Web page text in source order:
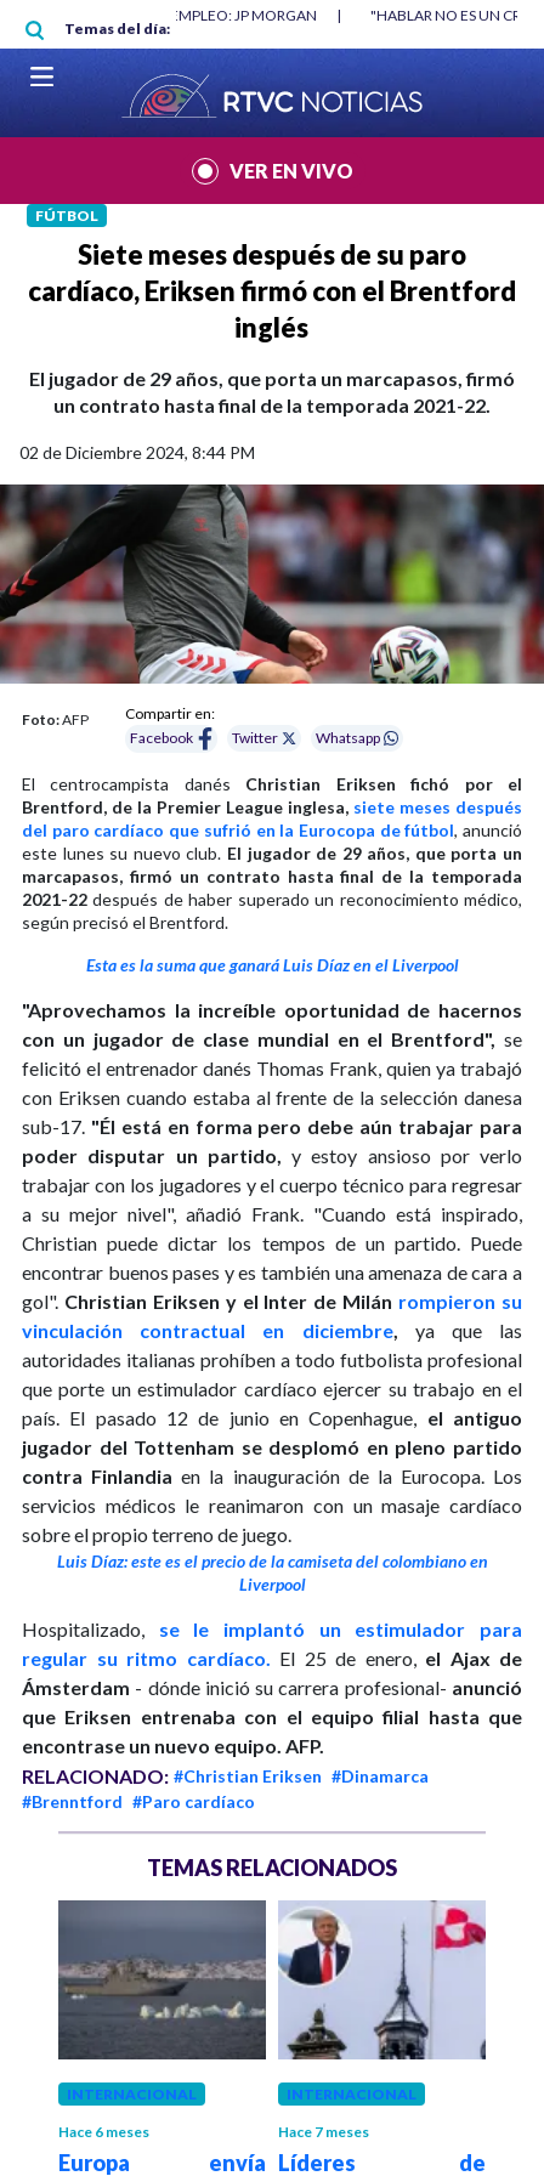
Pasar al contenido principal
Temas del día:
"HABLAR NO ES UN CRIMEN": CARTA DE BETO CORAL |
VER EN VIVO
FÚTBOL
Siete meses después de su paro
cardíaco, Eriksen firmó con el Brentford
inglés
El jugador de 29 años, que porta un marcapasos, firmó
un contrato hasta final de la temporada 2021-22.
02 de Diciembre 2024, 8:44 PM
Foto:AFP
Compartir en:
Facebook
Twitter Whatsapp
El centrocampista danés Christian Eriksen fichó por el
Brentford, de la Premier League inglesa, siete meses después
del paro cardíaco que sufrió en la Eurocopa de fútbol, anunció
este lunes su nuevo club. El jugador de 29 años, que porta un
marcapasos, firmó un contrato hasta final de la temporada
2021-22 después de haber superado un reconocimiento médico,
según precisó el Brentford.
Esta es la suma que ganará Luis Díaz en el Liverpool
"Aprovechamos la increíble oportunidad de hacernos
con un jugador de clase mundial en el Brentford", se
felicitó el entrenador danés Thomas Frank, quien ya trabajó
con Eriksen cuando estaba al frente de la selección danesa
sub-17. "Él está en forma pero debe aún trabajar para
poder disputar un partido, y estoy ansioso por verlo
trabajar con los jugadores y el cuerpo técnico para regresar
a su mejor nivel", añadió Frank. "Cuando está inspirado,
Christian puede dictar los tempos de un partido. Puede
encontrar buenos pases y es también una amenaza de cara a
gol". Christian Eriksen y el Inter de Milán rompieron su
vinculación contractual en diciembre, ya que las
autoridades italianas prohíben a todo futbolista profesional
que porte un estimulador cardíaco ejercer su trabajo en el
país. El pasado 12 de junio en Copenhague, el antiguo
jugador del Tottenham se desplomó en pleno partido
contra Finlandia en la inauguración de la Eurocopa. Los
servicios médicos le reanimaron con un masaje cardíaco
sobre el propio terreno de juego.
Luis Díaz: este es el precio de la camiseta del colombiano en
Liverpool
Hospitalizado,
se le implantó un estimulador para
regular su ritmo cardíaco. El 25 de enero,el Ajax de
Ámsterdam - dónde inició su carrera profesional- anunció
que Eriksen entrenaba con el equipo filial hasta que
encontrase un nuevo equipo. AFP.
RELACIONADO: #Christian Eriksen #Dinamarca
#Brenntford #Paro cardíaco
TEMAS RELACIONADOS
INTERNACIONAL
Hace 6 meses
Europa envía
INTERNACIONAL
Hace 7 meses
Líderes de